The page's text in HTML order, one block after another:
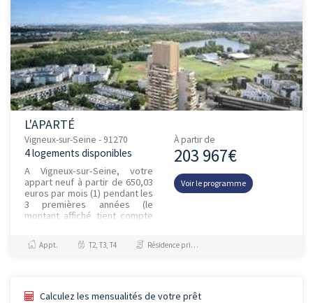
L'APARTÉ
Vigneux-sur-Seine - 91270
4 logements disponibles
A Vigneux-sur-Seine, votre
appart neuf à partir de 650,03
euros par mois (1) pendant les
3 premières années (le
montant affiché tient compte
FRAIS DE NOTAIRE OFFERT...
À partir de
203 967€
Voir le programme
Appt. T2, T3, T4 Résidence principale / PTZ, Investissement et Défiscalisation
Calculez les mensualités de votre prêt